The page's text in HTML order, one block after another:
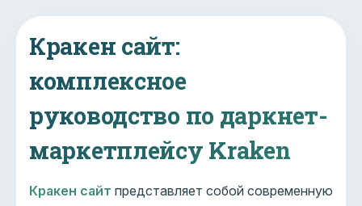
Кракен сайт:
комплексное
руководство по даркнет-
маркетплейсу Kraken
Кракен сайт представляет собой современную